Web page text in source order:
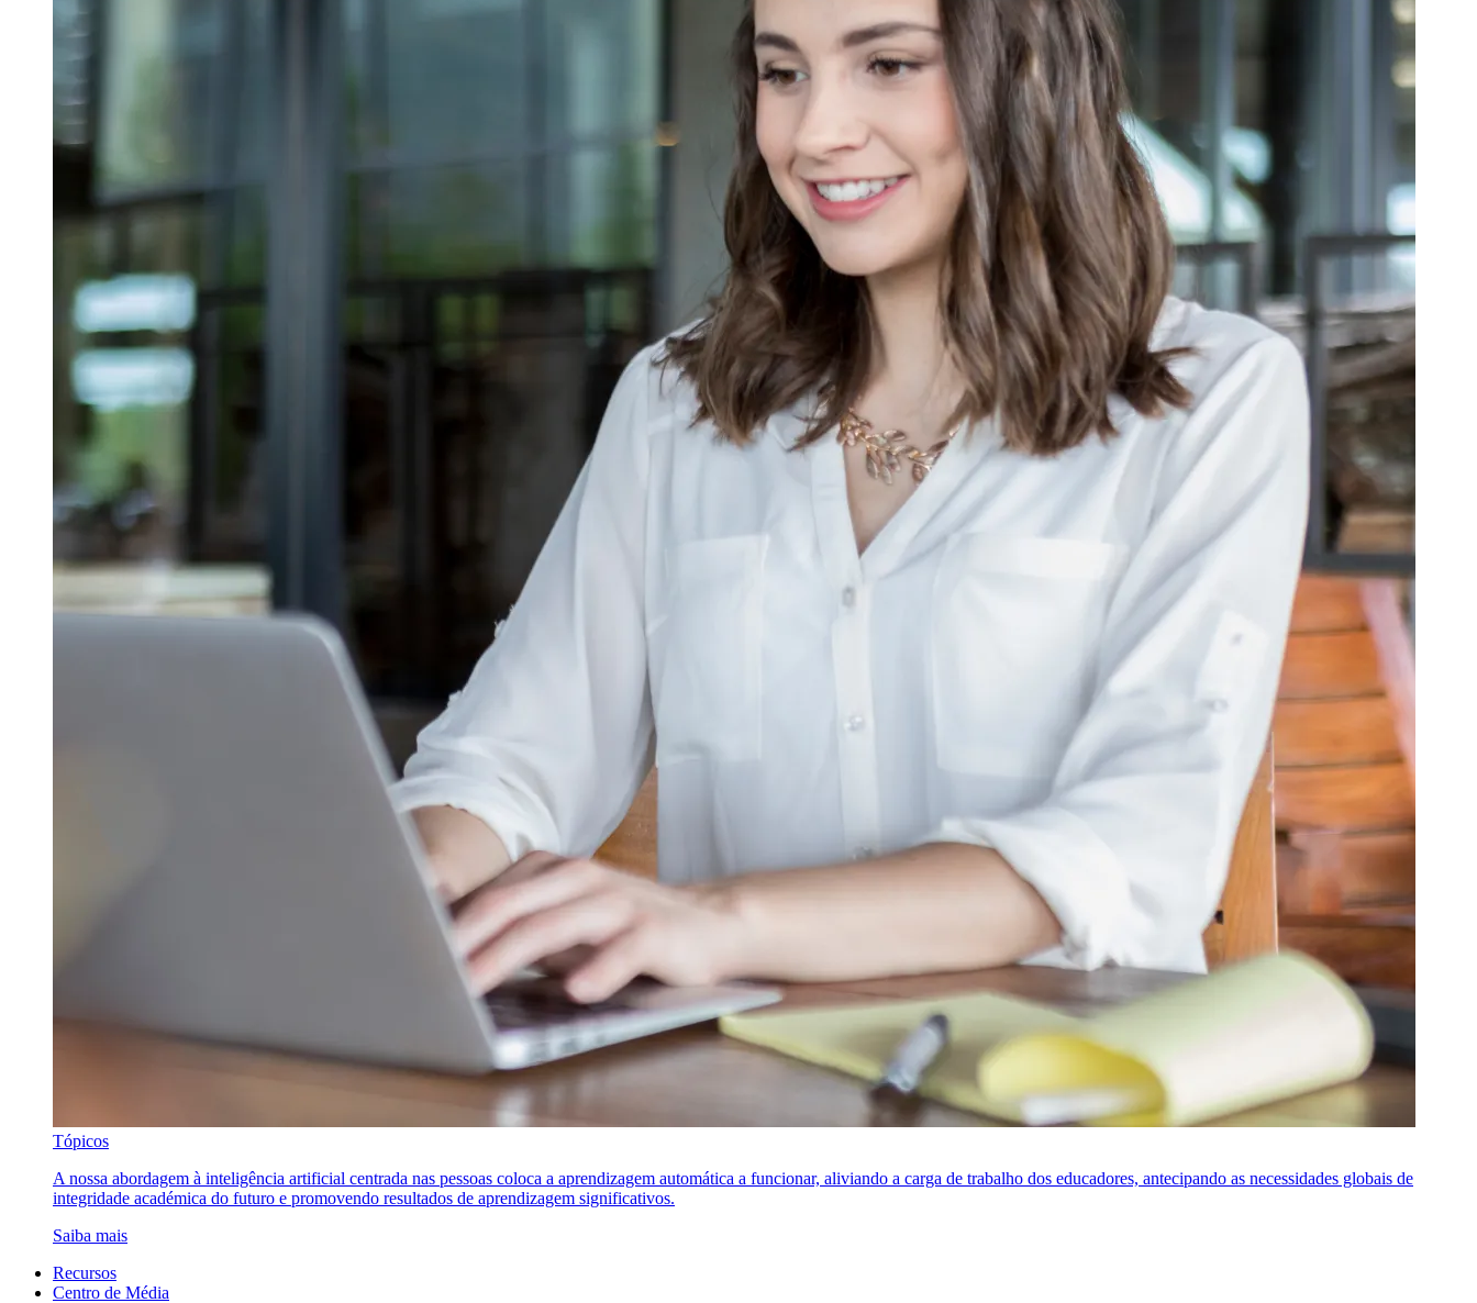
Tópicos
A nossa abordagem à inteligência artificial centrada nas pessoas coloca a aprendizagem automática a funcionar, aliviando a carga de trabalho dos educadores, antecipando as necessidades globais de
integridade académica do futuro e promovendo resultados de aprendizagem significativos.
Saiba mais
Recursos
Centro de Média